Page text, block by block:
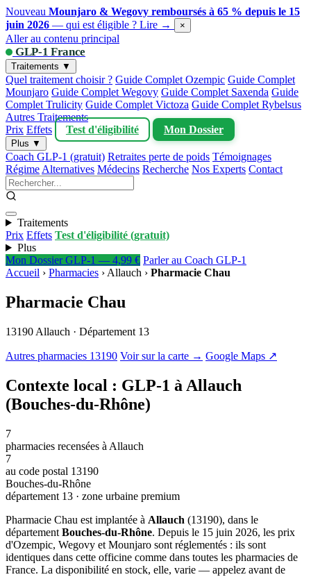
Nouveau Mounjaro & Wegovy remboursés à 65 % depuis le 15
juin 2026 — qui est éligible ? Lire → ×
Aller au contenu principal
GLP-1 France
Traitements ▼
Quel traitement choisir ? Guide Complet Ozempic Guide Complet
Mounjaro Guide Complet Wegovy Guide Complet Saxenda Guide
Complet Trulicity Guide Complet Victoza Guide Complet Rybelsus
Autres Traitements
Prix Effets Test d'éligibilité Mon Dossier
Plus ▼
Coach GLP-1 (gratuit) Retraites perte de poids Témoignages
Régime Alternatives Médecins Recherche Nos Experts Contact
Traitements
Prix Effets Test d'éligibilité (gratuit)
Plus
Mon Dossier GLP-1 — 4,99 € Parler au Coach GLP-1
Accueil › Pharmacies › Allauch › Pharmacie Chau
Pharmacie Chau
13190 Allauch · Département 13
Autres pharmacies 13190 Voir sur la carte → Google Maps ↗
Contexte local : GLP-1 à Allauch
(Bouches-du-Rhône)
7
pharmacies recensées à Allauch
7
au code postal 13190
Bouches-du-Rhône
département 13 · zone urbaine premium
Pharmacie Chau est implantée à Allauch (13190), dans le
département Bouches-du-Rhône. Depuis le 15 juin 2026, les prix
d'Ozempic, Wegovy et Mounjaro sont réglementés : ils sont
identiques dans cette officine comme dans toutes les pharmacies de
France. La disponibilité en stock, elle, varie — appelez avant de